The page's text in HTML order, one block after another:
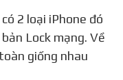
Lock mạng. Về
giống nhau